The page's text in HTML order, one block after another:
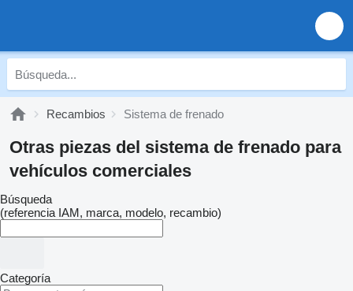
Recambios Sistema de frenado
Otras piezas del sistema de frenado para
vehículos comerciales
Búsqueda
(referencia IAM, marca, modelo, recambio)
Categoría